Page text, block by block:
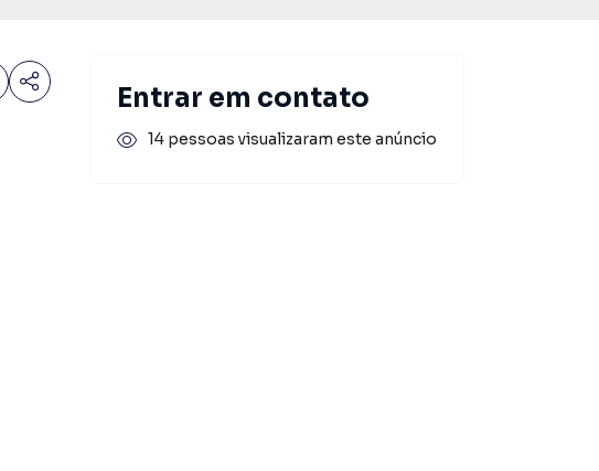
Entrar em contato
14 pessoas visualizaram este anúncio